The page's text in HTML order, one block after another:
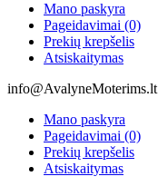
Mano paskyra
Pageidavimai (0)
Prekių krepšelis
Atsiskaitymas
info@AvalyneMoterims.lt
Mano paskyra
Pageidavimai (0)
Prekių krepšelis
Atsiskaitymas